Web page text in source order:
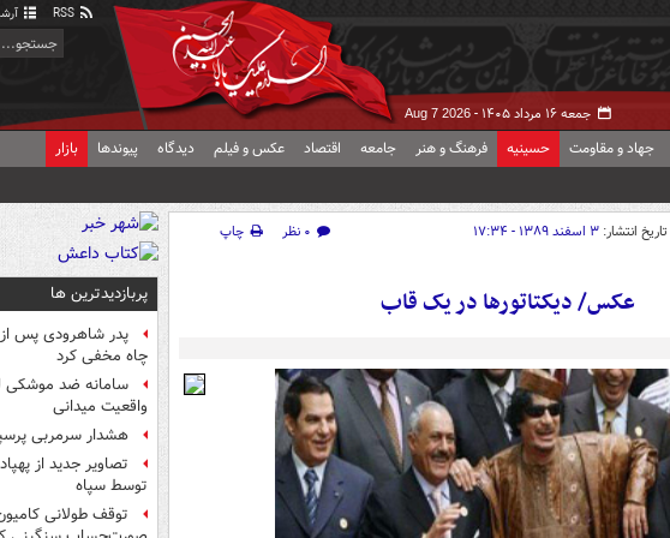
جمعه ۱۶ مرداد ۱۴۰۵ - Aug 7 2026
جهاد و مقاومت حسینیه فرهنگ و هنر جامعه اقتصاد عکس و فیلم دیدگاه پیوندها بازار
تاریخ انتشار: ۳ اسفند ۱۳۸۹ - ۱۷:۳۴ ۰ نظر
چاپ
عکس/ ديکتاتورها در يک قاب پربازدیدترین ها
پدر شاهرودی پس
چاه مخفی کرد
سامانه ضد موشکی
واقعیت میدانی
هشدار سرمربی
تصاویر جدید از
توسط سپاه
توقف طولانی